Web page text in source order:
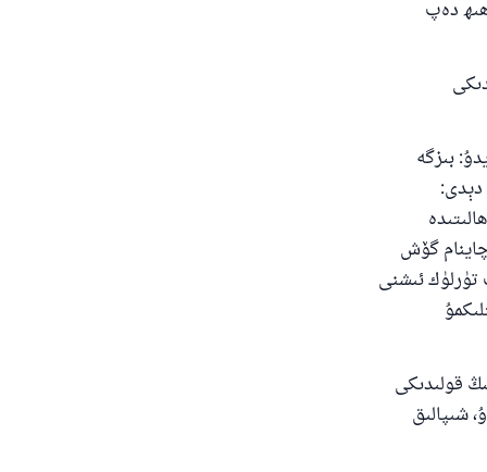
سەھىھ دەپ
بىزگە
چاينام گۆش
تۈرلۈك ئىشنى
قولىدىكى
شىپالىق